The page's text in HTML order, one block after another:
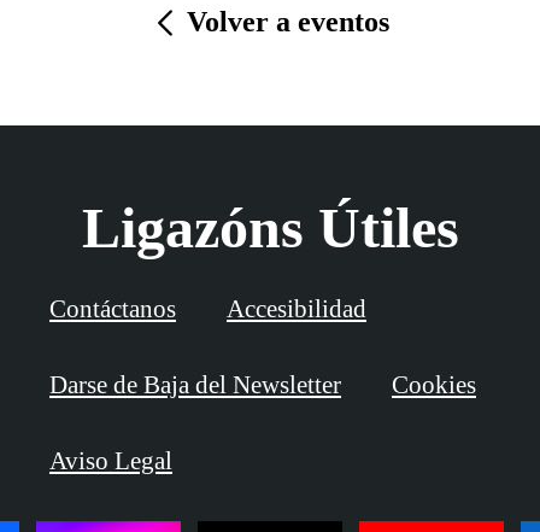
Volver a eventos
Ligazóns Útiles
Contáctanos Accesibilidad
Darse de Baja del Newsletter Cookies
Aviso Legal